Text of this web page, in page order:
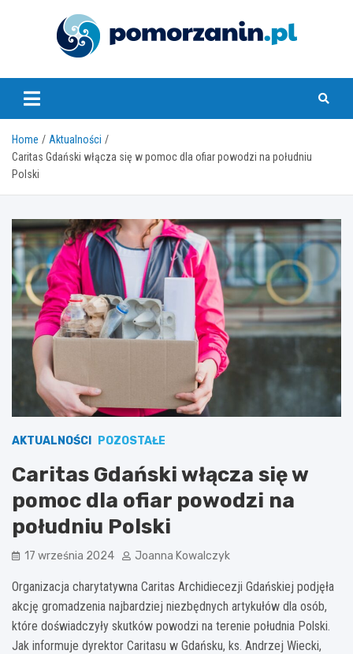
pomorzanin.pl
Home
Aktualności
Caritas Gdański włącza się w pomoc dla ofiar powodzi na południu
Polski
AKTUALNOŚCI POZOSTAŁE
Caritas Gdański włącza się w
pomoc dla ofiar powodzi na
południu Polski
17 września 2024 Joanna Kowalczyk
Organizacja charytatywna Caritas Archidiecezji Gdańskiej podjęła
akcję gromadzenia najbardziej niezbędnych artykułów dla osób,
które doświadczyły skutków powodzi na terenie południa Polski.
Jak informuje dyrektor Caritasu w Gdańsku, ks. Andrzej Wiecki,